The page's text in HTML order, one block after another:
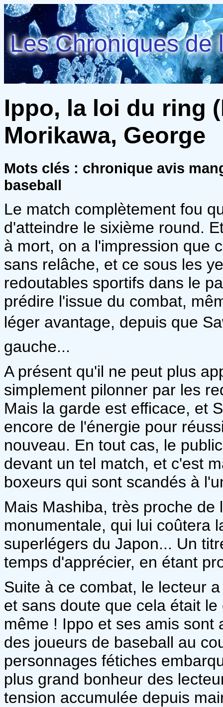
Les Chroniques de
Ippo, la loi du ring
Morikawa, George
Mots clés : chronique avis
baseball
Le match complètement fou
d'atteindre le sixième round.
à mort, on a l'impression que
sans relâche, et ce sous les
redoutables sportifs dans le
prédire l'issue du combat,
léger avantage, depuis que
gauche...
A présent qu'il ne peut plus
simplement pilonner par les
Mais la garde est efficace, et
encore de l'énergie pour
nouveau. En tout cas, le
devant un tel match, et c'est
boxeurs qui sont scandés à
Mais Mashiba, très proche
monumentale, qui lui coûtera
superlégers du Japon... Un
temps d'apprécier, en étant
Suite à ce combat, le lecteur
et sans doute que cela était
même ! Ippo et ses amis sont
des joueurs de baseball au
personnages fétiches
plus grand bonheur des
tension accumulée depuis